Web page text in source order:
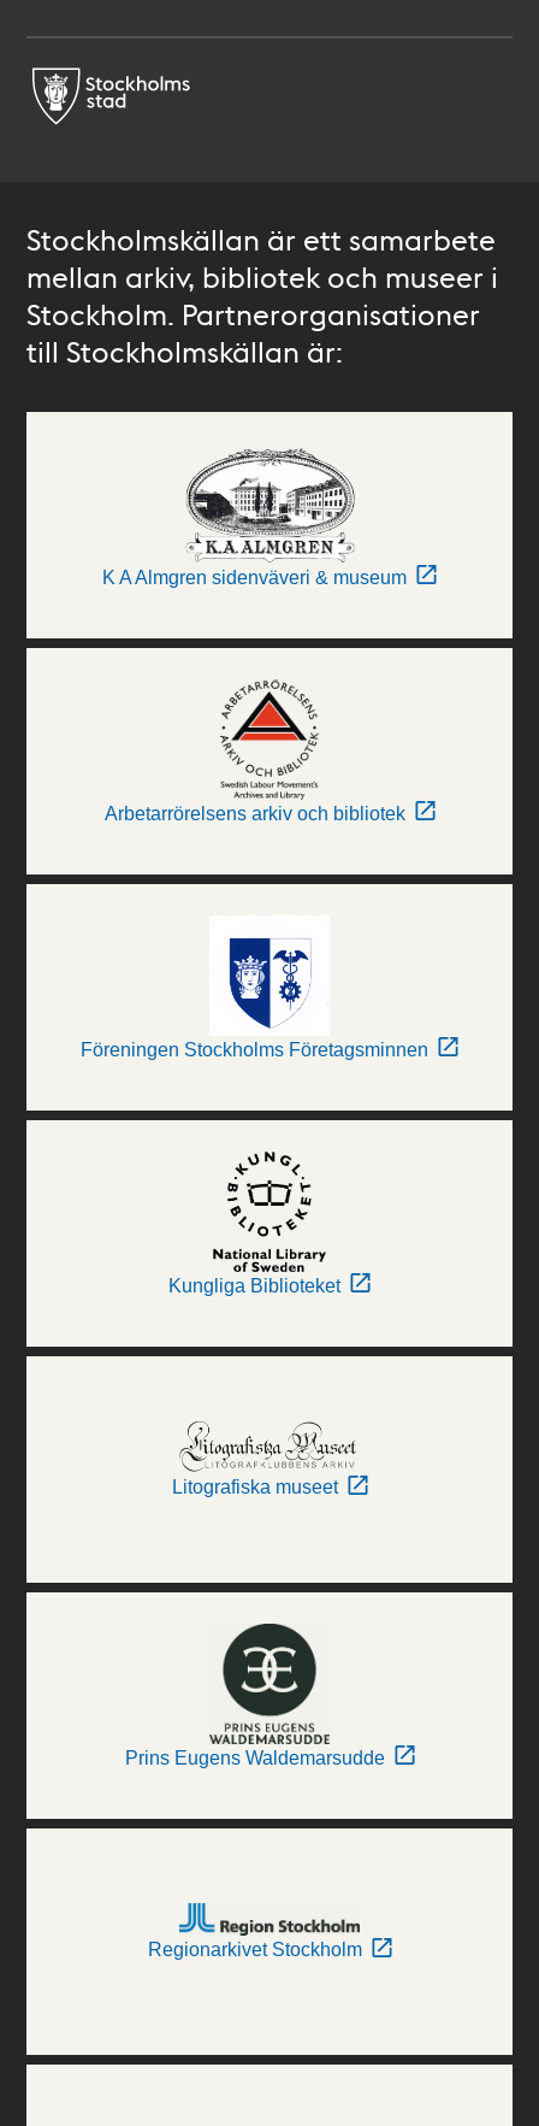
Stockholmskällan är ett samarbete
mellan arkiv, bibliotek och museer i
Stockholm. Partnerorganisationer
till Stockholmskällan är:
K A Almgren sidenväveri & museum
Arbetarrörelsens arkiv och bibliotek
Föreningen Stockholms Företagsminnen
Kungliga Biblioteket
Litografiska museet
Prins Eugens Waldemarsudde
Regionarkivet Stockholm